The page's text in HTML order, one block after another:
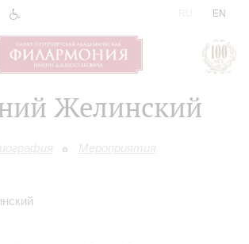
EN
Желинский
Мероприятия